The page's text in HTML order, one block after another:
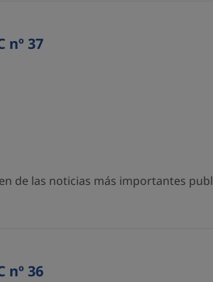
nº 37
de las noticias más importantes
nº 36